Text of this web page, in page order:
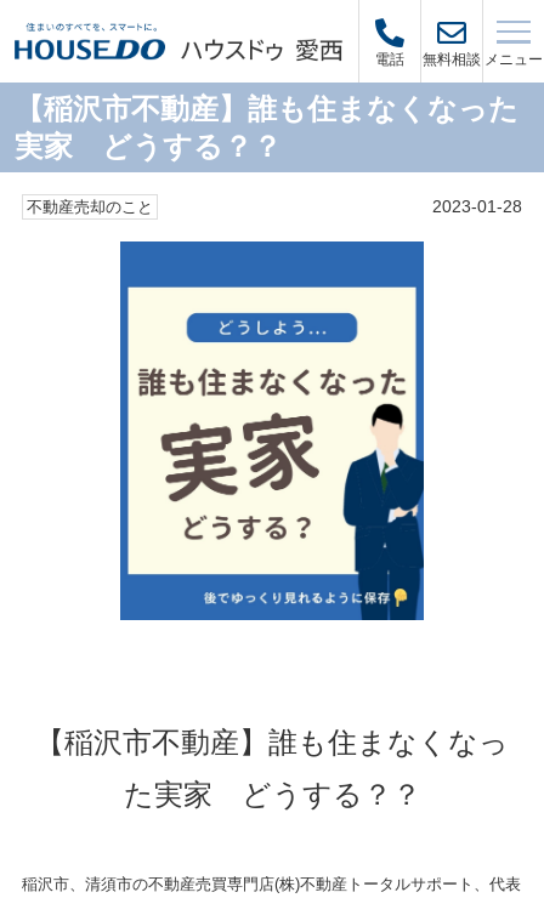
電話 無料相談 メニュー
【稲沢市不動産】誰も住まなくなった
実家 どうする？？
不動産売却のこと 2023-01-28
【稲沢市不動産】誰も住まなくなっ
た実家 どうする？？
稲沢市、清須市の不動産売買専門店(株)不動産トータルサポート、代表